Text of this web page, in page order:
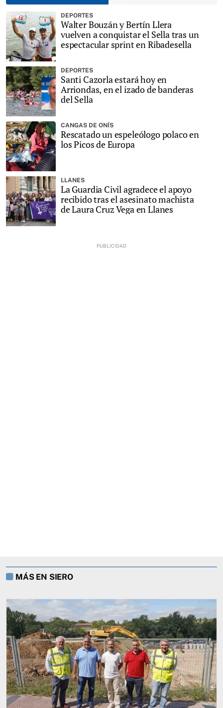
DEPORTES
Walter Bouzán y Bertín Llera
vuelven a conquistar el Sella tras un
espectacular sprint en Ribadesella
DEPORTES
Santi Cazorla estará hoy en
Arriondas, en el izado de banderas
del Sella
CANGAS DE ONÍS
Rescatado un espeleólogo polaco en
los Picos de Europa
LLANES
La Guardia Civil agradece el apoyo
recibido tras el asesinato machista
de Laura Cruz Vega en Llanes
MÁS EN SIERO